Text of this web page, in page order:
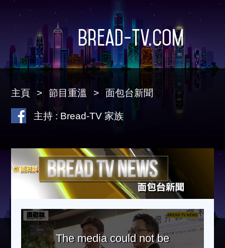
Bread-TV.com
主頁 節目重溫 面包台新聞
主持 : Bread-TV 家族
The media could not be